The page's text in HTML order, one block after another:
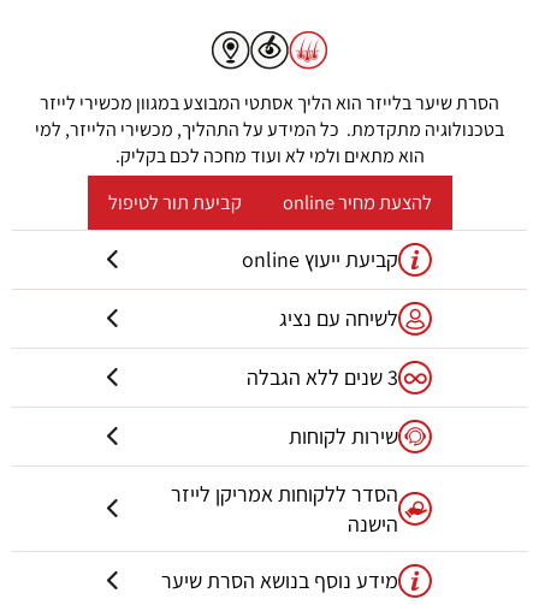
C
i
c
k
t
s
s
l
i
d
e
C
i
c
k
t
s
s
l
d
e
C
i
c
k
s
s
l
d
e
הסרת שיער בלייזר הוא הליך אסתטי המבוצע במגוון מכשירי לייזר
בטכנולוגיה מתקדמת. כל המידע על התהליך, מכשירי הלייזר, למי
הוא מתאים ולמי לא ועוד מחכה לכם בקליק.
להצעת מחיר online קביעת תור לטיפול
קביעת ייעוץ online
לשיחה עם נציג
3 שנים ללא הגבלה
שירות לקוחות
הסדר ללקוחות אמריקן לייזר
הישנה
מידע נוסף בנושא הסרת שיער